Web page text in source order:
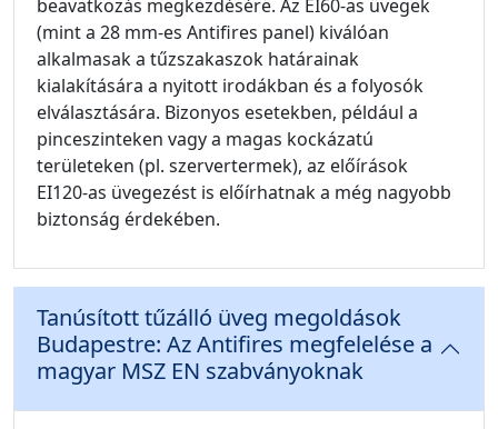
beavatkozás megkezdésére. Az EI60-as üvegek
(mint a 28 mm-es Antifires panel) kiválóan
alkalmasak a tűzszakaszok határainak
kialakítására a nyitott irodákban és a folyosók
elválasztására. Bizonyos esetekben, például a
pinceszinteken vagy a magas kockázatú
területeken (pl. szervertermek), az előírások
EI120-as üvegezést is előírhatnak a még nagyobb
biztonság érdekében.
Tanúsított tűzálló üveg megoldások
Budapestre: Az Antifires megfelelése a
magyar MSZ EN szabványoknak